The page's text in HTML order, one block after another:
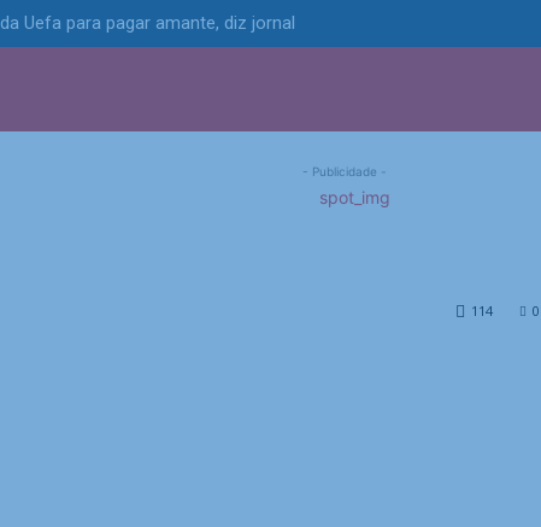
Uefa para pagar amante, diz jornal
- Publicidade -
Alagoas que está há um
Solenidade celebrou
0
114